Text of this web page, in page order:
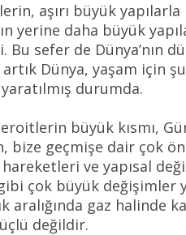
aşırı büyük
yerine daha büyük
sefer de Dünya’nın
Dünya, yaşam için
durumda.
büyük kısmı,
bize geçmişe dair çok
ve yapısal
çok büyük değişimler
aralığında gaz halinde
değildir.